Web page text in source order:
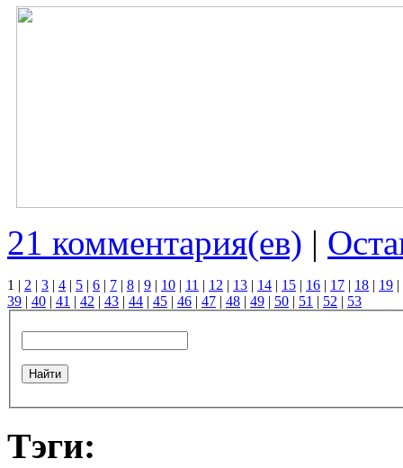
21 комментария(ев) |
1 | 2 | 3 | 4 | 5 | 6 | 7 | 8 | 9 | 10 | 11 | 12 | 13 | 14 | 15 | 16 | 17 | 18 | 19 |
39 | 40 | 41 | 42 | 43 | 44 | 45 | 46 | 47 | 48 | 49 | 50 | 51 | 52 | 53
Тэги: